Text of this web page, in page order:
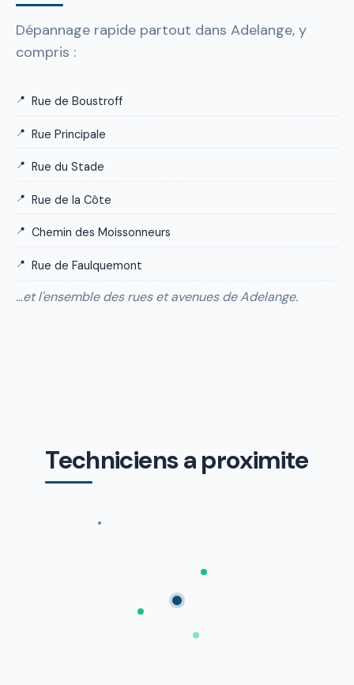
Dépannage rapide partout dans Adelange, y
compris :
Rue de Boustroff
Rue Principale
Rue du Stade
Rue de la Côte
Chemin des Moissonneurs
Rue de Faulquemont
…et l'ensemble des rues et avenues de Adelange.
Techniciens a proximite